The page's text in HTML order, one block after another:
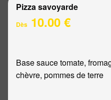
Pizza savoyarde
Dès 10.00 €
Base sauce tomate,
chèvre, pommes de terre